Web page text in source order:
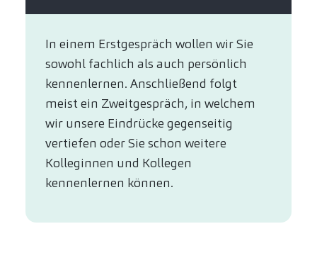
In einem Erstgespräch wollen wir Sie
sowohl fachlich als auch persönlich
kennenlernen. Anschließend folgt
meist ein Zweitgespräch, in welchem
wir unsere Eindrücke gegenseitig
vertiefen oder Sie schon weitere
Kolleginnen und Kollegen
kennenlernen können.